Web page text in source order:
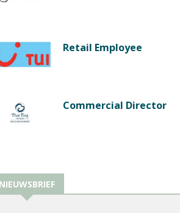
Retail Employee
Commercial Director
NIEUWSBRIEF